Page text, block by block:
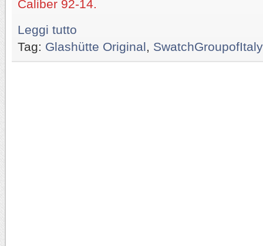
Caliber 92-14.
Leggi tutto
Tag: Glashütte Original